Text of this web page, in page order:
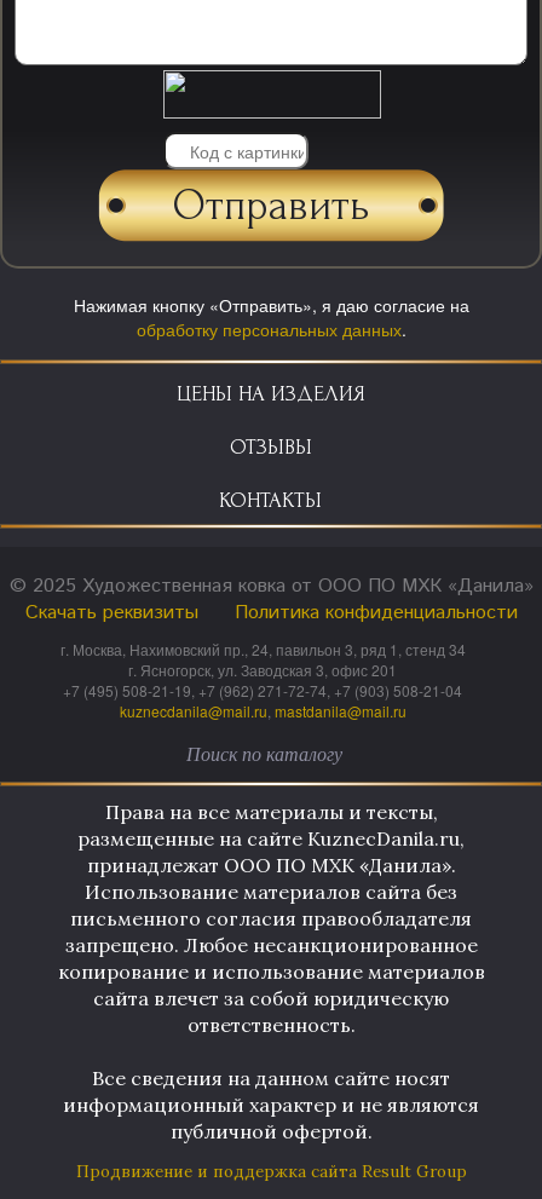
Нажимая кнопку «Отправить», я даю согласие на
обработку персональных данных.
ЦЕНЫ НА ИЗДЕЛИЯ
ОТЗЫВЫ
КОНТАКТЫ
© 2025 Художественная ковка от ООО ПО МХК «Данила»
Скачать реквизиты
Политика конфиденциальности
г. Москва, Нахимовский пр., 24, павильон 3, ряд 1, стенд 34
г. Ясногорск, ул. Заводская 3, офис 201
+7 (495) 508-21-19, +7 (962) 271-72-74, +7 (903) 508-21-04
kuznecdanila@mail.ru mastdanila@mail.ru
Права на все материалы и тексты,
размещенные на сайте KuznecDanila.ru,
принадлежат ООО ПО МХК «Данила».
Использование материалов сайта без
письменного согласия правообладателя
запрещено. Любое несанкционированное
копирование и использование материалов
сайта влечет за собой юридическую
ответственность.
Все сведения на данном сайте носят
информационный характер и не являются
публичной офертой.
Продвижение и поддержка сайта Result Group